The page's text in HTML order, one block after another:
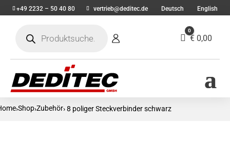
+49 2232 – 50 40 80 vertrieb@deditec.de Deutsch English
search
Warenkorb
0
€ 0,00
›Shop›Zubehör› 8 poliger Steckverbinder schwarz